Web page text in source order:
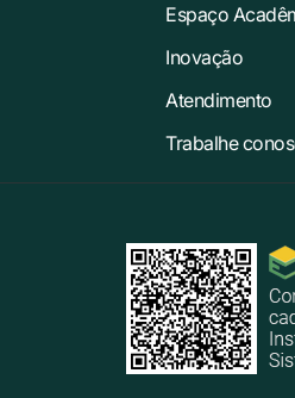
Espaço
Inovação
Atendimento
Trabalhe